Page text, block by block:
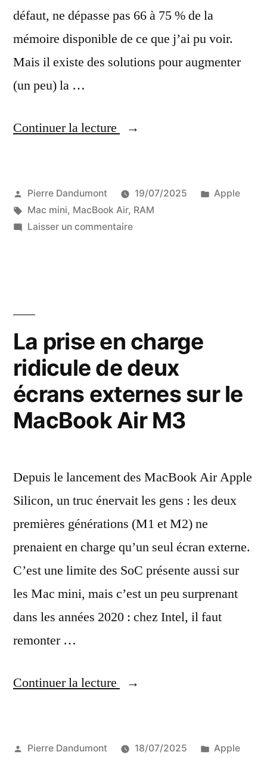
défaut, ne dépasse pas 66 à 75 % de la
mémoire disponible de ce que j’ai pu voir.
Mais il existe des solutions pour augmenter
(un peu) la …
Continuer la lecture
« Ajuster
quantité
de
Apple
Silicon »
Publié
par
Pierre Dandumont 19/07/2025
Publié
Apple
Étiquettes :
Mac mini, MacBook Air, RAM
Laisser un commentairesur
vidéo
des
Mac
Apple
Silicon
La prise en charge
ridicule de deux
écrans externes sur le
MacBook Air M3
Depuis le lancement des MacBook Air Apple
Silicon, un truc énervait les gens : les deux
premières générations (M1 et M2) ne
prenaient en charge qu’un seul écran externe.
C’est une limite des SoC présente aussi sur
les Mac mini, mais c’est un peu surprenant
dans les années 2020 : chez Intel, il faut
remonter …
Continuer la lecture
« La
charge
Publié
Pierre Dandumont 18/07/2025 Publié
Apple